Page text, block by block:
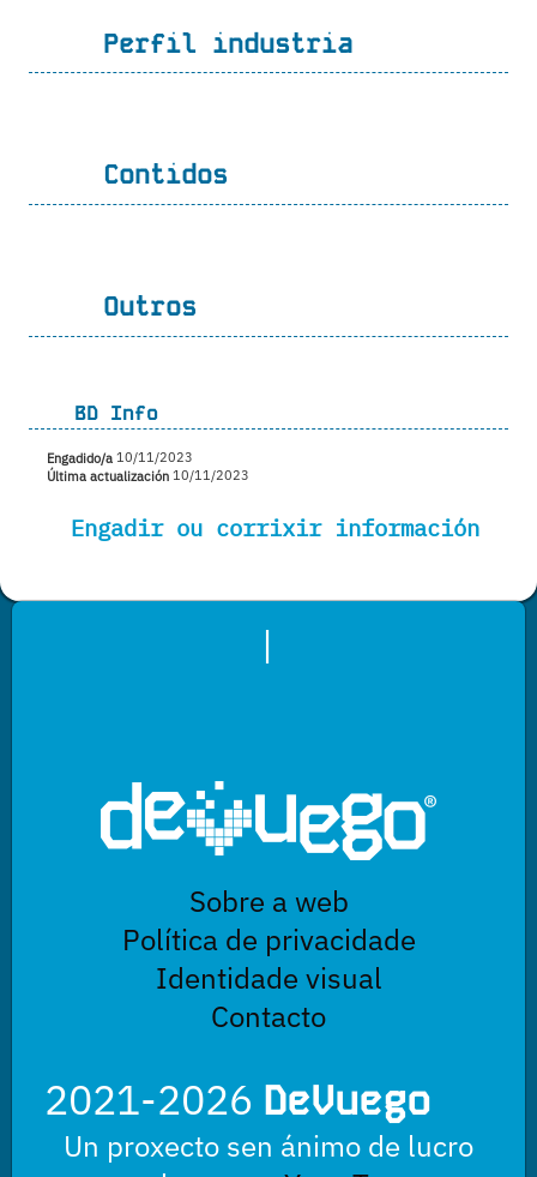
Perfil industria
Contidos
Outros
BD Info
Engadido/a 10/11/2023
Última actualización 10/11/2023
Engadir ou corrixir información
|
Sobre a web
Política de privacidade
Identidade visual
Contacto
2021-2026 DeVuego
Un proxecto sen ánimo de lucro